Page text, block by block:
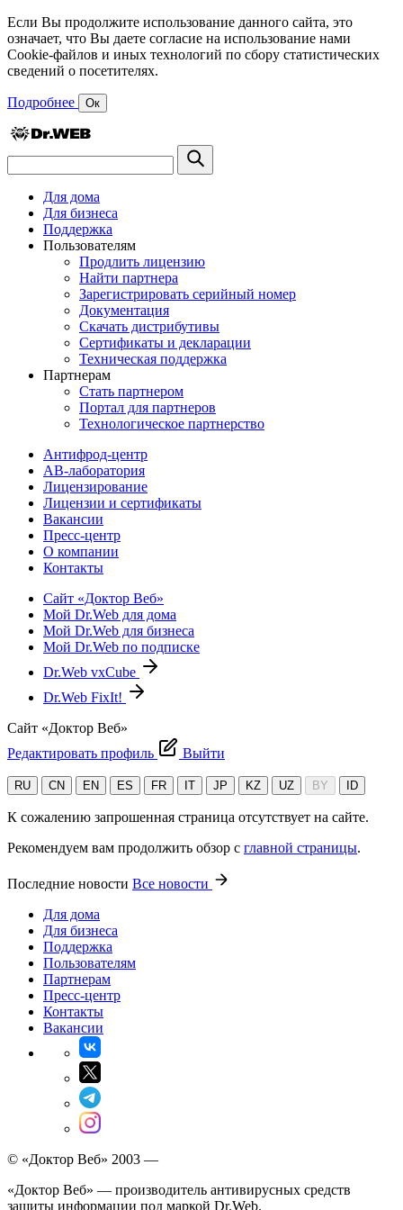
Если Вы продолжите использование данного сайта, это
означает, что Вы даете согласие на использование нами
Cookie-файлов и иных технологий по сбору статистических
сведений о посетителях.
Подробнее Ок
Для дома
Для бизнеса
Поддержка
Пользователям
Продлить лицензию
Найти партнера
Зарегистрировать серийный номер
Документация
Скачать дистрибутивы
Сертификаты и декларации
Техническая поддержка
Партнерам
Стать партнером
Портал для партнеров
Технологическое партнерство
Антифрод-центр
АВ-лаборатория
Лицензирование
Лицензии и сертификаты
Вакансии
Пресс-центр
О компании
Контакты
Сайт «Доктор Веб»
Мой Dr.Web для дома
Мой Dr.Web для бизнеса
Мой Dr.Web по подписке
Dr.Web vxCube
Dr.Web FixIt!
Сайт «Доктор Веб»
Редактировать профиль
Выйти
RU CN EN ES FR IT JP KZ UZ BY ID
К сожалению запрошенная страница отсутствует на сайте.
Рекомендуем вам продолжить обзор с главной страницы.
Последние новости Все новости
Для дома
Для бизнеса
Поддержка
Пользователям
Партнерам
Пресс-центр
Контакты
Вакансии
© «Доктор Веб» 2003 —
«Доктор Веб» — производитель антивирусных средств
защиты информации под маркой Dr.Web.